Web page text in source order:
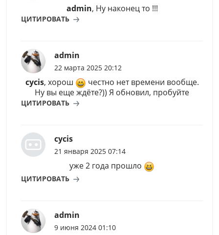
admin, Ну наконец то !!!
ЦИТИРОВАТЬ
admin
22 марта 2025 20:12
cycis, хорош
честно нет времени вообще.
Ну вы еще ждёте?)) Я обновил, пробуйте
ЦИТИРОВАТЬ
cycis
21 января 2025 07:14
уже 2 года прошло
ЦИТИРОВАТЬ
admin
9 июня 2024 01:10